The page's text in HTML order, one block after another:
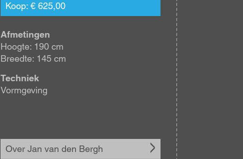
Koop: € 625,00
Afmetingen
Hoogte: 190 cm
Breedte: 145 cm
Techniek
Vormgeving
Over Jan van den Bergh